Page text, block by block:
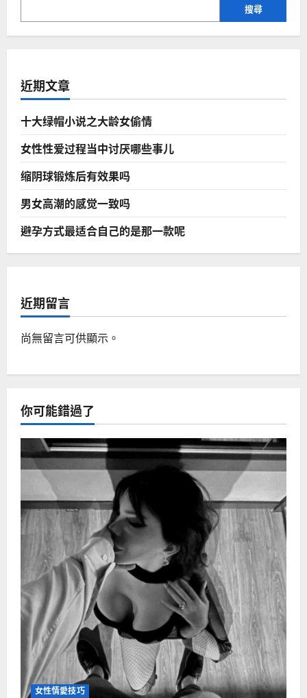
功
的
搜尋
近期文章
十大绿帽小说之大龄女偷情
女性性爱过程当中讨厌哪些事儿
缩阴球锻炼后有效果吗
男女高潮的感觉一致吗
避孕方式最适合自己的是那一款呢
近期留言
尚無留言可供顯示。
你可能錯過了
女性情愛技巧